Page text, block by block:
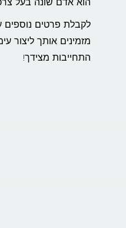
לקבלת פרטים נוספים
התחייבות מצידך!